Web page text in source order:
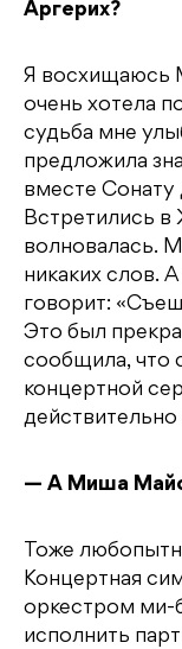
Аргерих?
Я восхищаюсь
очень хотела
судьба мне
предложила
вместе Сонату
Встретились в
волновалась.
никаких слов.
говорит:
Это был
сообщила, что
концертной
действительно
— А Миша
Тоже
Концертная
оркестром ми-
исполнить